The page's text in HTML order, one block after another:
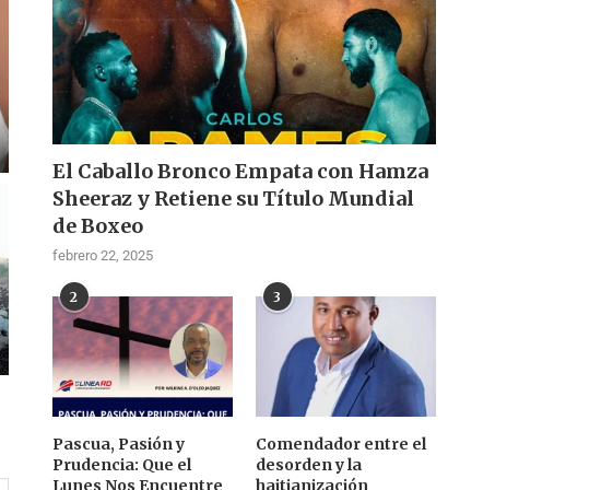
El Caballo Bronco Empata con Hamza
Sheeraz y Retiene su Título Mundial
de Boxeo
febrero 22, 2025
2
Pascua, Pasión y
Prudencia: Que el
Lunes Nos Encuentre
3
Comendador entre el
desorden y la
haitianización